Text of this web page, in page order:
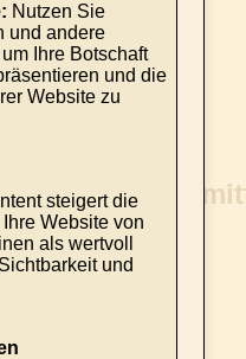
Nutzen Sie
und andere
Ihre Botschaft
und die
Website zu
steigert die
Website von
als wertvoll
und